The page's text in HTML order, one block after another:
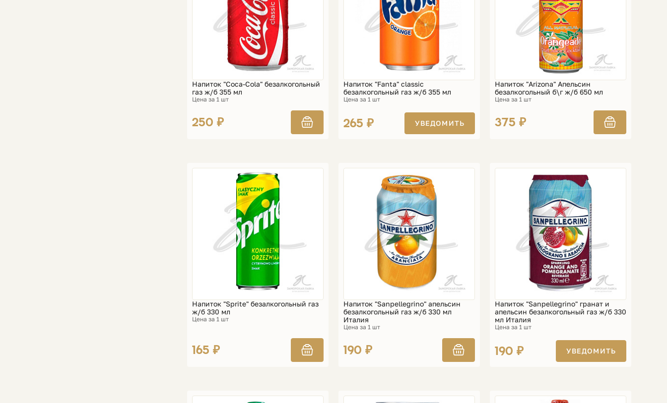
Напиток "Coca-Cola" безалкогольный
газ ж/б 355 мл
Цена за 1 шт
250 ₽
Напиток "Fanta" classic
безалкогольный газ ж/б 355 мл
Цена за 1 шт
265 ₽ УВЕДОМИТЬ
Напиток "Arizona" Апельсин
безалкогольный б\г ж/б 650 мл
Цена за 1 шт
375 ₽
Напиток "Spritе" безалкогольный газ
ж/б 330 мл
Цена за 1 шт
165 ₽
Напиток "Sanpellegrino" апельсин
безалкогольный газ ж/б 330 мл
Италия
Цена за 1 шт
190 ₽
Напиток "Sanpellegrino" гранат и
апельсин безалкогольный газ ж/б 330
мл Италия
Цена за 1 шт
190 ₽ УВЕДОМИТЬ